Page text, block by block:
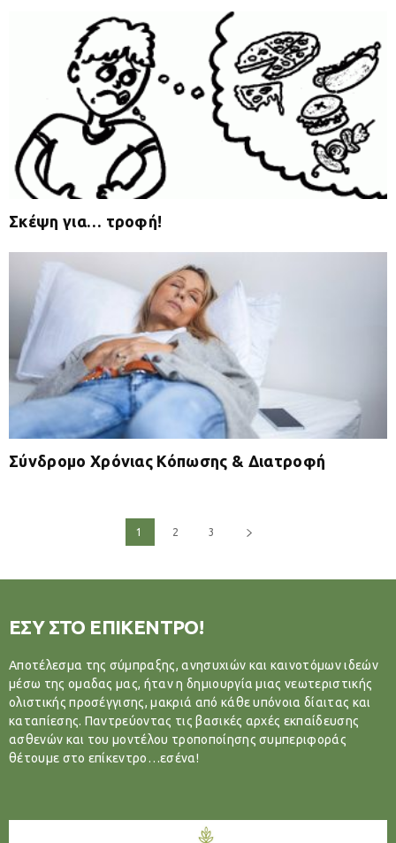
Σκέψη για… τροφή!
Σύνδρομο Χρόνιας Κόπωσης & Διατροφή
1 2 3
ΕΣΥ ΣΤΟ ΕΠΙΚΕΝΤΡΟ!
Αποτέλεσμα της σύμπραξης, ανησυχιών και καινοτόμων ιδεών
μέσω της ομαδας μας, ήταν η δημιουργία μιας νεωτεριστικής
ολιστικής προσέγγισης, μακριά από κάθε υπόνοια δίαιτας και
καταπίεσης. Παντρεύοντας τις βασικές αρχές εκπαίδευσης
ασθενών και του μοντέλου τροποποίησης συμπεριφοράς
θέτουμε στο επίκεντρο…εσένα!